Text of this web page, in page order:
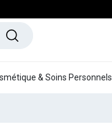
& Soins Personnels